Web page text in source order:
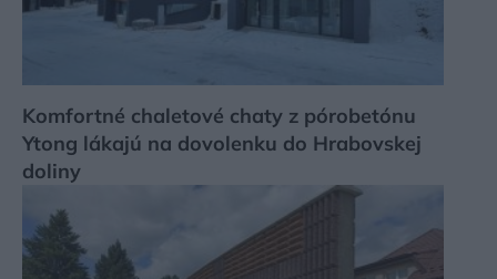
Komfortné chaletové chaty z pórobetónu
Ytong lákajú na dovolenku do Hrabovskej
doliny